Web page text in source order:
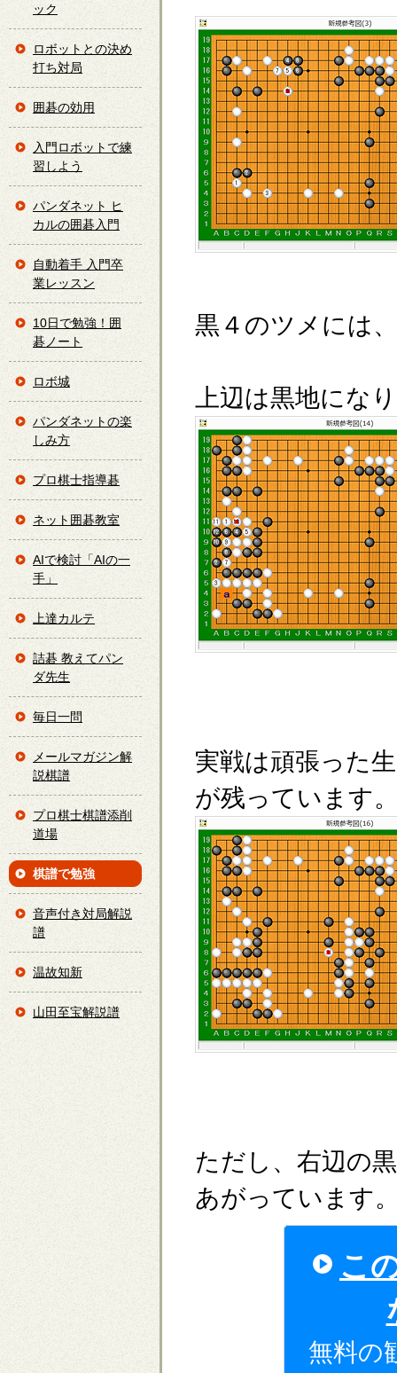
黒４のツメには
上辺は黒地にな
実戦は頑張った
が残っています
ただし、右辺の
あがっています
こ
無料の
ック
ロボットとの決め
打ち対局
囲碁の効用
入門ロボットで練
習しよう
パンダネット ヒ
カルの囲碁入門
自動着手 入門卒
業レッスン
10日で勉強！囲
碁ノート
ロボ城
パンダネットの楽
しみ方
プロ棋士指導碁
ネット囲碁教室
AIで検討「AIの一
手」
上達カルテ
詰碁 教えてパン
ダ先生
毎日一問
メールマガジン解
説棋譜
プロ棋士棋譜添削
道場
棋譜で勉強
音声付き対局解説
譜
温故知新
山田至宝解説譜